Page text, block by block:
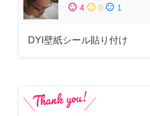
sentiment_satisfied 4 sentiment_neutral 0 sentiment_dissatisfied 1
DYI壁紙シール貼り付け